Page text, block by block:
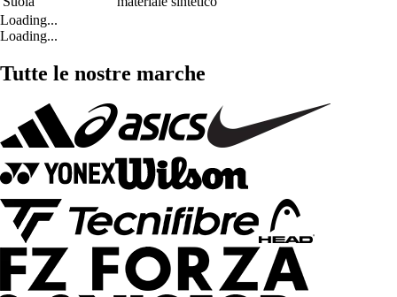
Loading...
Loading...
Tutte le nostre marche